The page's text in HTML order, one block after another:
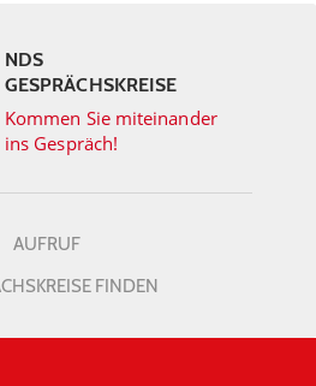
NDS
GESPRÄCHSKREISE
Kommen Sie miteinander
ins Gespräch!
AUFRUF
FINDEN